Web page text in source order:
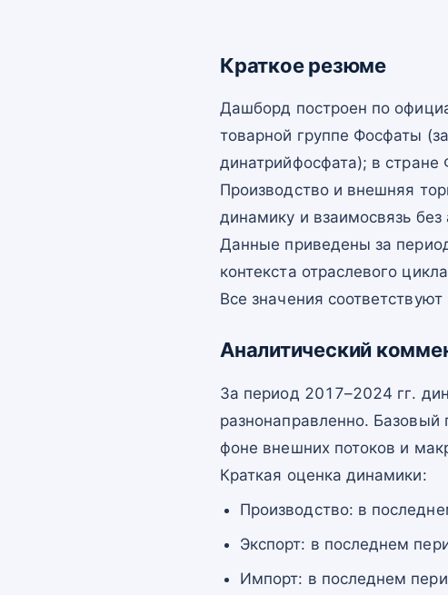
Краткое резюме
Дашборд построен по
товарной группе Фосфаты
динатрийфосфата); в стране
Производство и внешняя
динамику и взаимосвязь
Данные приведены за
контекста отраслевого
Все значения
Аналитический
За период 2017–2024 гг.
разнонаправленно. Базовый
фоне внешних потоков и
Краткая оценка динамики:
Производство: в
Экспорт: в последнем
Импорт: в последнем